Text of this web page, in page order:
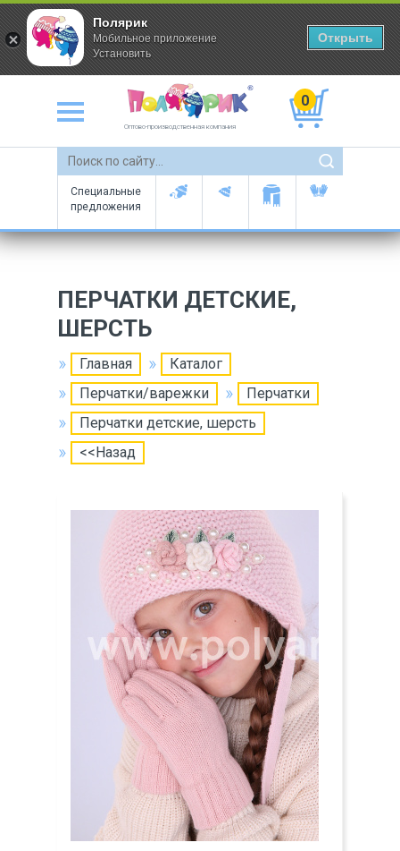
Оптово-производственная компания
0
Специальные
предложения
ПЕРЧАТКИ ДЕТСКИЕ,
ШЕРСТЬ
Главная
Каталог
Перчатки/варежки
Перчатки
Перчатки детские, шерсть
<<Назад
Полярик
Мобильное приложение
Установить
Открыть